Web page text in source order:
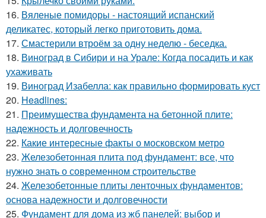
16. Вяленые помидоры - настоящий испанский
деликатес, который легко приготовить дома.
17. Смастерили втроём за одну неделю - беседка.
18. Виноград в Сибири и на Урале: Когда посадить и как
ухаживать
19. Виноград Изабелла: как правильно формировать куст
20. Headlines:
21. Преимущества фундамента на бетонной плите:
надежность и долговечность
22. Какие интересные факты о московском метро
23. Железобетонная плита под фундамент: все, что
нужно знать о современном строительстве
24. Железобетонные плиты ленточных фундаментов:
основа надежности и долговечности
25. Фундамент для дома из жб панелей: выбор и